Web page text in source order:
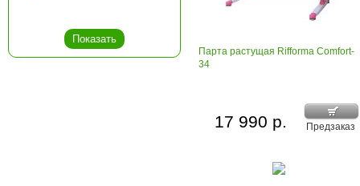
Парта растущая Rifforma Comfort-
34
Предзаказ
17 990 р.